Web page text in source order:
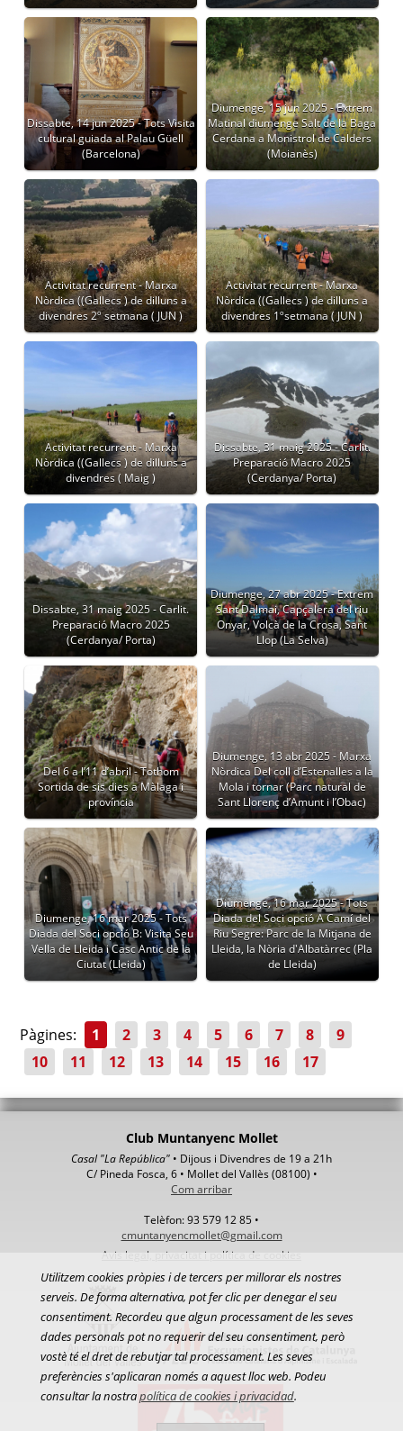
Dissabte, 14 jun 2025 - Tots Visita
cultural guiada al Palau Güell
(Barcelona)
Diumenge, 15 jun 2025 - Extrem
Matinal diumenge Salt de la Baga
Cerdana a Monistrol de Calders
(Moianès)
Activitat recurrent - Marxa
Nòrdica ((Gallecs ) de dilluns a
divendres 2º setmana ( JUN )
Activitat recurrent - Marxa
Nòrdica ((Gallecs ) de dilluns a
divendres 1ºsetmana ( JUN )
Activitat recurrent - Marxa
Nòrdica ((Gallecs ) de dilluns a
divendres ( Maig )
Dissabte, 31 maig 2025 - Carlit.
Preparació Macro 2025
(Cerdanya/ Porta)
Dissabte, 31 maig 2025 - Carlit.
Preparació Macro 2025
(Cerdanya/ Porta)
Diumenge, 27 abr 2025 - Extrem
Sant Dalmai, Capçalera del riu
Onyar, Volcà de la Crosa, Sant
Llop (La Selva)
Del 6 a l’11 d’abril - Tothom
Sortida de sis dies a Màlaga i
província
Diumenge, 13 abr 2025 - Marxa
Nòrdica Del coll d’Estenalles a la
Mola i tornar (Parc natural de
Sant Llorenç d’Amunt i l’Obac)
Diumenge, 16 mar 2025 - Tots
Diada del Soci opció B: Visita Seu
Vella de Lleida i Casc Antic de la
Ciutat (Lleida)
Diumenge, 16 mar 2025 - Tots
Diada del Soci opció A Camí del
Riu Segre: Parc de la Mitjana de
Lleida, la Nòria d'Albatàrrec (Pla
de Lleida)
Pàgines: 1 2 3 4 5 6 7 8
9
10
11 12 13 14 15 16 17
Club Muntanyenc Mollet
Casal "La República" • Dijous i Divendres de 19 a 21h
C/ Pineda Fosca, 6 • Mollet del Vallès (08100) •
Com arribar
Telèfon: 93 579 12 85 •
cmuntanyencmollet@gmail.com
Avis legal, privacitat i política de cookies
Utilitzem cookies pròpies i de tercers per millorar els nostres
serveis. De forma alternativa, pot fer clic per denegar el seu
consentiment. Recordeu que algun processament de les seves
dades personals pot no requerir del seu consentiment, però
vostè té el dret de rebutjar tal processament. Les seves
preferències s'aplicaran només a aquest lloc web. Podeu
consultar la nostrapolítica de cookies i privacidad.